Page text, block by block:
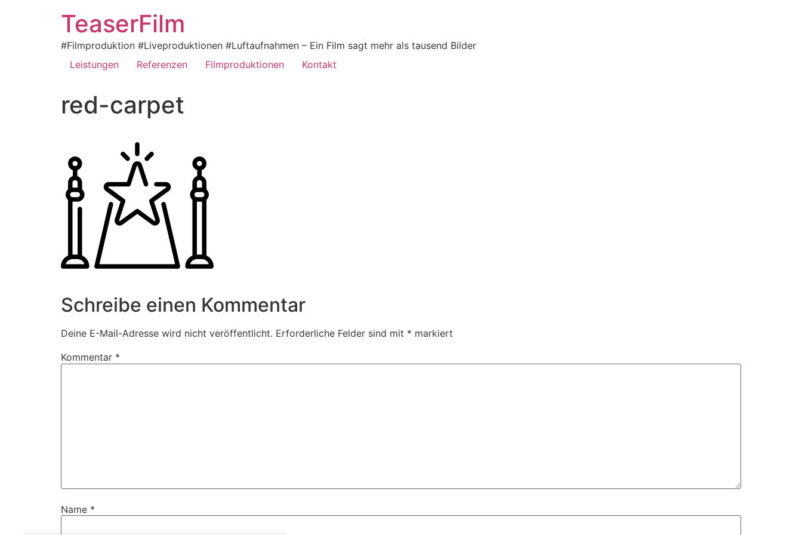
TeaserFilm
#Filmproduktion #Liveproduktionen #Luftaufnahmen – Ein Film sagt mehr als tausend Bilder
Leistungen
Referenzen Filmproduktionen Kontakt
red-carpet
Schreibe einen Kommentar
Deine E-Mail-Adresse wird nicht veröffentlicht. Erforderliche Felder sind mit * markiert
Kommentar *
Name *